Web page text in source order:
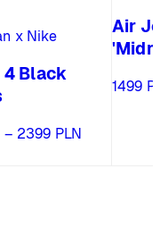
x Nike
Black
– 2399 PLN
Air
1499